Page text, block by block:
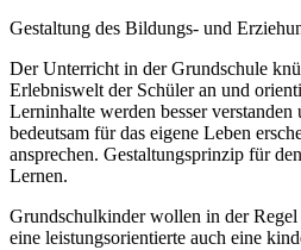
Gestaltung des Bildungs- und
Der Unterricht in der Grundschule
Erlebniswelt der Schüler an und
Lerninhalte werden besser verstanden
bedeutsam für das eigene Leben
ansprechen. Gestaltungsprinzip für
Lernen.
Grundschulkinder wollen in der
eine leistungsorientierte auch eine